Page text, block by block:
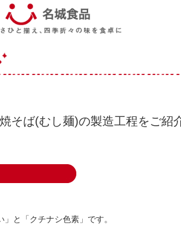
そば(むし麺)の製造工程をご紹
と「クチナシ色素」です。